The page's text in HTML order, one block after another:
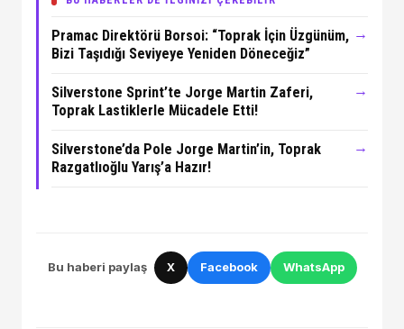
Pramac Direktörü Borsoi: “Toprak İçin Üzgünüm,
Bizi Taşıdığı Seviyeye Yeniden Döneceğiz”
→
Silverstone Sprint’te Jorge Martin Zaferi,
Toprak Lastiklerle Mücadele Etti!
→
Silverstone’da Pole Jorge Martin’in, Toprak
Razgatlıoğlu Yarış’a Hazır!
→
Bu haberi paylaş X Facebook WhatsApp